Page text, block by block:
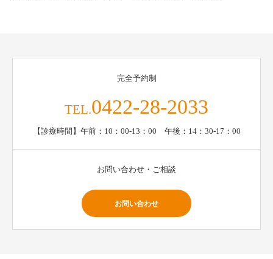
完全予約制
TEL.0422-28-2033
【診療時間】午前：10：00-13：00 午後：14：30-17：00
お問い合わせ・ご相談
お問い合わせ